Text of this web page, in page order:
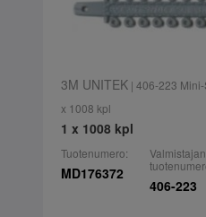
3M UNITEK| 406-223 Mini-
x 1008 kpl
1 x 1008 kpl
Tuotenumero:
MD176372
Valmistajan
406-223